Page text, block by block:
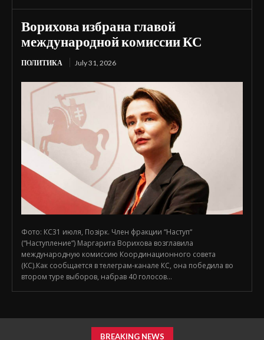
Ворихова избрана главой
международной комиссии КС
ПОЛИТИКА July 31, 2026
Фото: КС31 июля, Позірк. Член фракции “Наступ“
(“Наступление“) Маргарита Ворихова возглавила
международную комиссию Координационного совета
(КС).Как сообщается в телеграм-канале КС, она победила во
втором туре выборов, набрав 40 голосов...
BREAKING NEWS